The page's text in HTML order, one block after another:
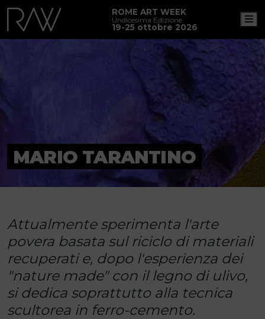
ROME ART WEEK
Undicesima Edizione
19-25 ottobre 2026
MARIO TARANTINO
Attualmente sperimenta l'arte
povera basata sul riciclo di materiali
recuperati e, dopo l'esperienza dei
"nature made" con il legno di ulivo,
si dedica soprattutto alla tecnica
scultorea in ferro-cemento.